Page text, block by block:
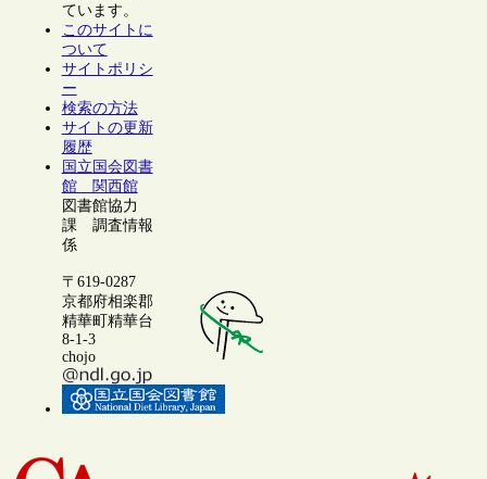
ています。
このサイトに
ついて
サイトポリシ
ー
検索の方法
サイトの更新
履歴
国立国会図書
館 関西館
図書館協力
課 調査情報
係
〒619-0287
京都府相楽郡
精華町精華台
8-1-3
chojo